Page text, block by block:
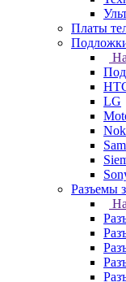
Платы
LG
Разъемы